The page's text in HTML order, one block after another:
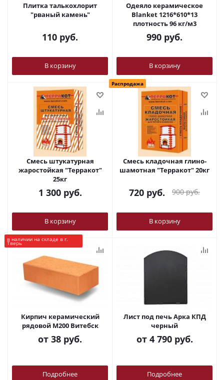
Плитка талькохлорит
"рваный камень"
110 руб.
В корзину
Одеяло керамическое
Blanket 1216*610*13
плотность 96 кг/м3
990 руб.
В корзину
Смесь штукатурная
жаростойкая "Терракот"
25кг
1 300руб.
В корзину
Распродажа
Смесь кладочная глино-
шамотная "Терракот" 20кг
720 руб. 900руб.
В корзину
в наличии на складе в г.
Тверь
Кирпич керамический
рядовой М200 Витебск
от 38 руб.
Подробнее
Лист под печь Арка КПД
черный
от 4 790 руб.
Подробнее